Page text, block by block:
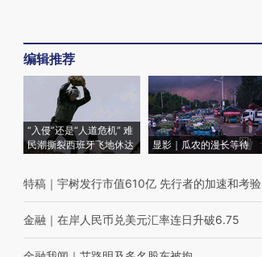
编辑推荐
“入侵”还是“人道危机” 难
民潮撕裂西班牙飞地休达
显影｜瓜农的漫长等待
特稿 ｜ 宇树发行市值610亿 先行者的加速和考验
金融 ｜ 在岸人民币兑美元汇率连日升破6.75